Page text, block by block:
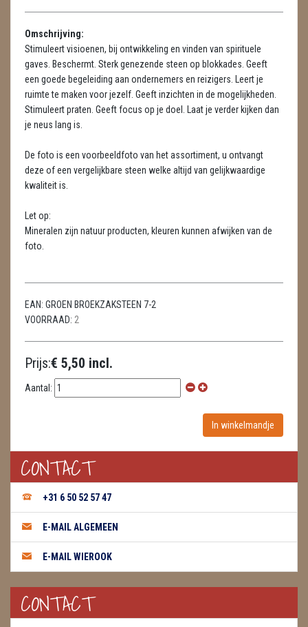
MASSAGE
METEORIETEN
READING EN PERSOONLIJK ADVIES
RUWE STENEN
SCHEDELS / SKULLS
SELENIET
SPECIALE STUKKEN
TELEFOON KOORDEN
VLINDERS
ZAKJES WATER ELIXERS
Omschrijving:
Stimuleert visioenen, bij ontwikkeling en vinden van spirituele
gaves. Beschermt. Sterk genezende steen op blokkades. Geeft
een goede begeleiding aan ondernemers en reizigers. Leert je
ruimte te maken voor jezelf. Geeft inzichten in de mogelijkheden.
Stimuleert praten. Geeft focus op je doel. Laat je verder kijken dan
je neus lang is.
De foto is een voorbeeldfoto van het assortiment, u ontvangt
deze of een vergelijkbare steen welke altijd van gelijkwaardige
kwaliteit is.
Let op:
Mineralen zijn natuur producten, kleuren kunnen afwijken van de
foto.
EAN: GROEN BROEKZAKSTEEN 7-2
VOORRAAD: 2
Prijs:€ 5,50 incl.
Aantal:
CONTACT
+31 6 50 52 57 47
E-MAIL ALGEMEEN
E-MAIL WIEROOK
CONTACT